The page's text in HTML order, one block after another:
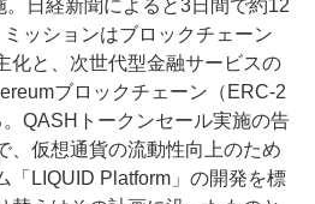
日経新聞によると3日間で約12
ッションはブロックチェーン
化と、次世代型金融サービスの
ブロックチェーン（ERC-2
QASHトークンセール実施の告
、仮想通貨の流動性向上のため
「LIQUID Platform」の開発を標